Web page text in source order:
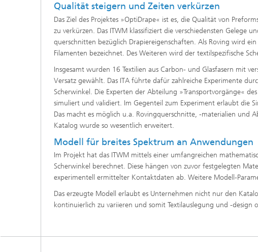
Qualität steigern und Zeiten verkürzen
Das Ziel des Projektes »OptiDrape« ist es, die Qualität von
zu verkürzen. Das ITWM klassifiziert die verschiedensten Gelege
querschnitten bezüglich Drapiereigenschaften. Als Roving wird
Filamenten bezeichnet. Des Weiteren wird der textilspezifische
Insgesamt wurden 16 Textilien aus Carbon- und Glasfasern mit
Versatz gewählt. Das ITA führte dafür zahlreiche Experimente
Scherwinkel. Die Experten der Abteilung »Transportvorgänge«
simuliert und validiert. Im Gegenteil zum Experiment erlaubt die
Das macht es möglich u.a. Rovingquerschnitte, -materialien und
Katalog wurde so wesentlich erweitert.
Modell für breites Spektrum an Anwendungen
Im Projekt hat das ITWM mittels einer umfangreichen
Scherwinkel berechnet. Diese hängen von zuvor festgelegten
experimentell ermittelter Kontaktdaten ab. Weitere Modell-
Das erzeugte Modell erlaubt es Unternehmen nicht nur den
kontinuierlich zu variieren und somit Textilauslegung und -